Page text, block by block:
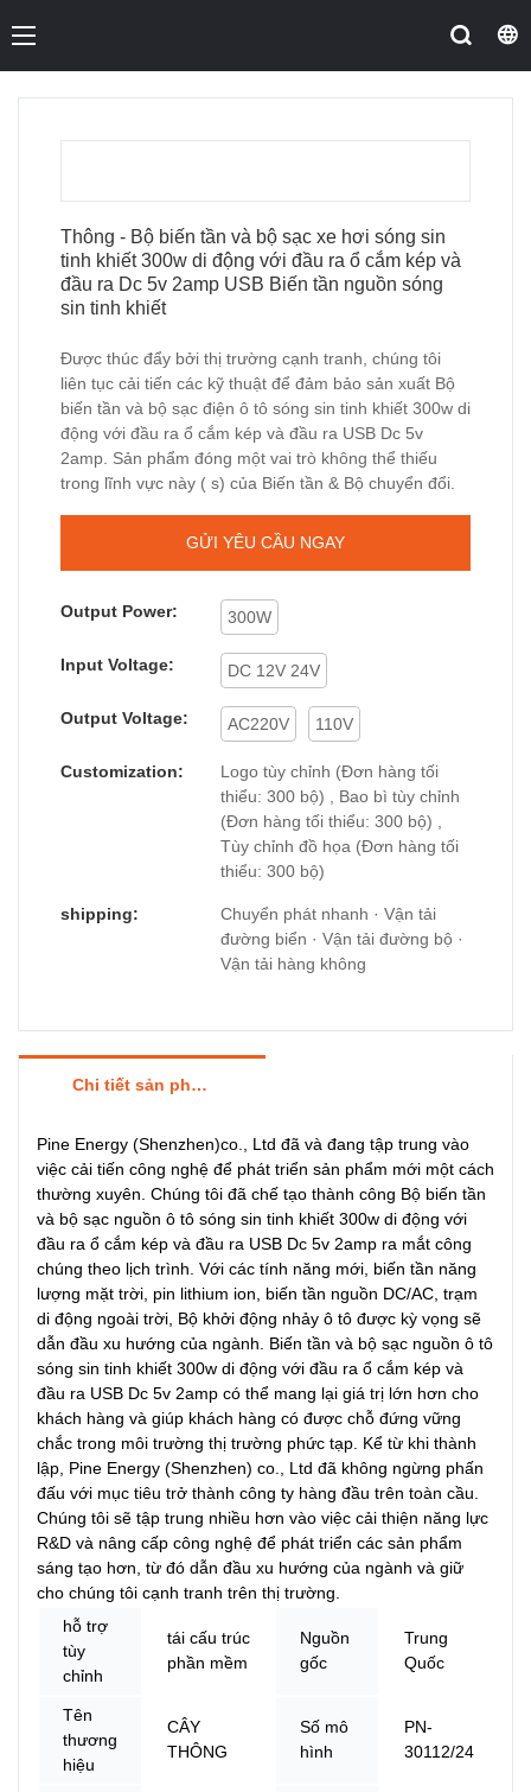
Thông - Bộ biến tần và bộ sạc xe hơi sóng sin
tinh khiết 300w di động với đầu ra ổ cắm kép và
đầu ra Dc 5v 2amp USB Biến tần nguồn sóng
sin tinh khiết
Được thúc đẩy bởi thị trường cạnh tranh, chúng tôi
liên tục cải tiến các kỹ thuật để đảm bảo sản xuất Bộ
biến tần và bộ sạc điện ô tô sóng sin tinh khiết 300w di
động với đầu ra ổ cắm kép và đầu ra USB Dc 5v
2amp. Sản phẩm đóng một vai trò không thể thiếu
trong lĩnh vực này ( s) của Biến tần & Bộ chuyển đổi.
GỬI YÊU CẦU NGAY
Output Power: 300W
Input Voltage: DC 12V 24V
Output Voltage: AC220V 110V
Customization:
Logo tùy chỉnh (Đơn hàng tối
thiểu: 300 bộ) , Bao bì tùy chỉnh
(Đơn hàng tối thiểu: 300 bộ) ,
Tùy chỉnh đồ họa (Đơn hàng tối
thiểu: 300 bộ)
shipping:
Chuyển phát nhanh · Vận tải
đường biển · Vận tải đường bộ ·
Vận tải hàng không
Chi tiết sản phẩm
Pine Energy (Shenzhen)co., Ltd đã và đang tập trung vào
việc cải tiến công nghệ để phát triển sản phẩm mới một cách
thường xuyên. Chúng tôi đã chế tạo thành công Bộ biến tần
và bộ sạc nguồn ô tô sóng sin tinh khiết 300w di động với
đầu ra ổ cắm kép và đầu ra USB Dc 5v 2amp ra mắt công
chúng theo lịch trình. Với các tính năng mới, biến tần năng
lượng mặt trời, pin lithium ion, biến tần nguồn DC/AC, trạm
di động ngoài trời, Bộ khởi động nhảy ô tô được kỳ vọng sẽ
dẫn đầu xu hướng của ngành. Biến tần và bộ sạc nguồn ô tô
sóng sin tinh khiết 300w di động với đầu ra ổ cắm kép và
đầu ra USB Dc 5v 2amp có thể mang lại giá trị lớn hơn cho
khách hàng và giúp khách hàng có được chỗ đứng vững
chắc trong môi trường thị trường phức tạp. Kể từ khi thành
lập, Pine Energy (Shenzhen) co., Ltd đã không ngừng phấn
đấu với mục tiêu trở thành công ty hàng đầu trên toàn cầu.
Chúng tôi sẽ tập trung nhiều hơn vào việc cải thiện năng lực
R&D và nâng cấp công nghệ để phát triển các sản phẩm
sáng tạo hơn, từ đó dẫn đầu xu hướng của ngành và giữ
cho chúng tôi cạnh tranh trên thị trường.
hỗ trợ
tùy
chỉnh
tái cấu trúc
phần mềm
Nguồn
gốc
Trung
Quốc
Tên
thương
hiệu
CÂY
THÔNG
Số mô
hình
PN-
30112/24